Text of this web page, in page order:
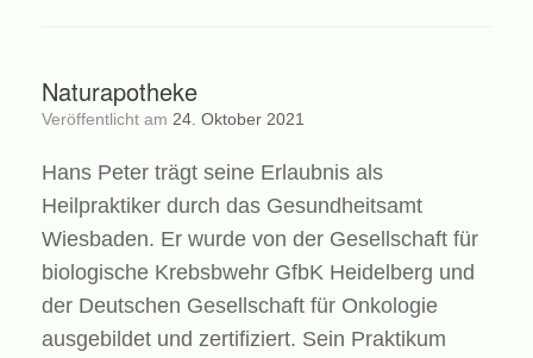
Naturapotheke
Veröffentlicht am 24. Oktober 2021
Hans Peter trägt seine Erlaubnis als
Heilpraktiker durch das Gesundheitsamt
Wiesbaden. Er wurde von der Gesellschaft für
biologische Krebsbwehr GfbK Heidelberg und
der Deutschen Gesellschaft für Onkologie
ausgebildet und zertifiziert. Sein Praktikum